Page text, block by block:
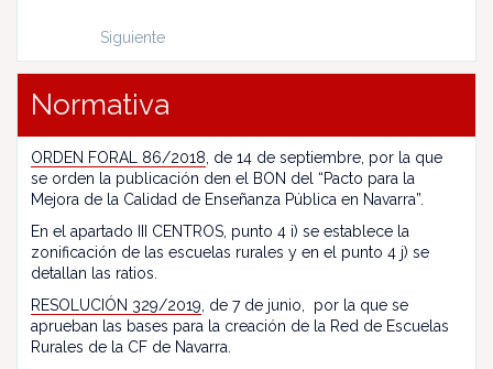
Siguiente
Normativa
ORDEN FORAL 86/2018 , de 14 de septiembre, por la que
se orden la publicación den el BON del “Pacto para la
Mejora de la Calidad de Enseñanza Pública en Navarra”.
En el apartado III CENTROS, punto 4 i) se establece la
zonificación de las escuelas rurales y en el punto 4 j) se
detallan las ratios.
RESOLUCIÓN 329/2019 , de 7 de junio, por la que se
aprueban las bases para la creación de la Red de Escuelas
Rurales de la CF de Navarra.